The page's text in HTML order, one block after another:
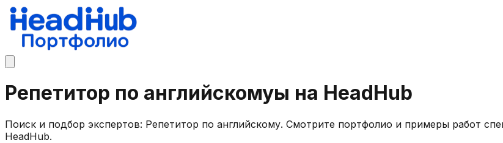
Репетитор по английскомуы на HeadHub
Поиск и подбор экспертов: Репетитор по английскому. Смотрите портфолио и примеры работ
HeadHub.